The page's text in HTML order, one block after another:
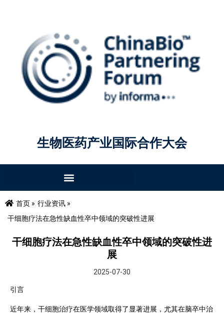
生物医药产业国际合作大会
首页 » 行业资讯 »
干细胞疗法在急性缺血性卒中领域的突破性进展
干细胞疗法在急性缺血性卒中领域的突破性进
展
2025-07-30
引言
近年来，干细胞治疗在医学领域取得了显著进展，尤其在脑卒中治